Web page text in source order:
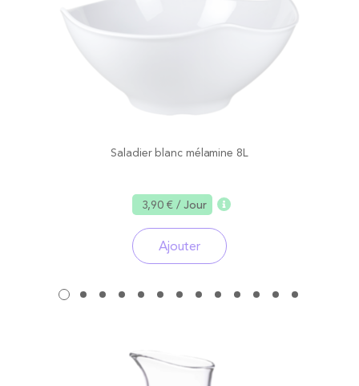
Saladier blanc mélamine 8L
3,90 €/ Jour
Ajouter